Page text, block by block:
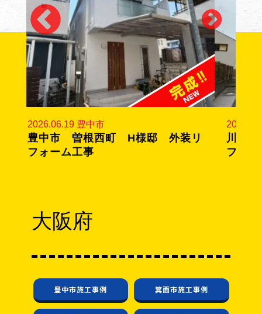
2026.06.19 豊中市
豊中市 曽根西町 H様邸 外装リ
フォーム工事
川西
フォ
大阪府
豊中市施工事例 箕面市施工事例